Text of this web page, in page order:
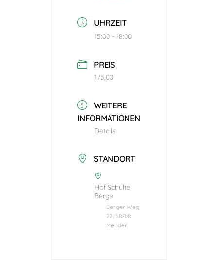
UHRZEIT
15:00 - 18:00
PREIS
175,00
WEITERE
INFORMATIONEN
Details
STANDORT
Hof Schulte
Berge
Berger Weg
22, 58708
Menden